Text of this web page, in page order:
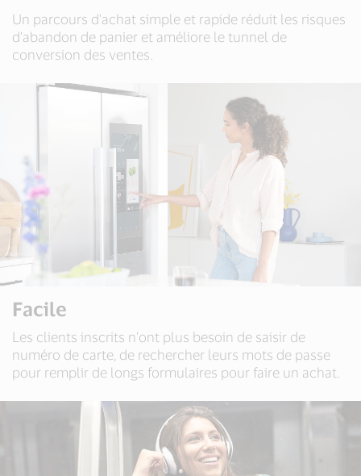
Un parcours d'achat simple et rapide réduit les risques
d'abandon de panier et améliore le tunnel de
conversion des ventes.
Facile
Les clients inscrits n'ont plus besoin de saisir de
numéro de carte, de rechercher leurs mots de passe
pour remplir de longs formulaires pour faire un achat.